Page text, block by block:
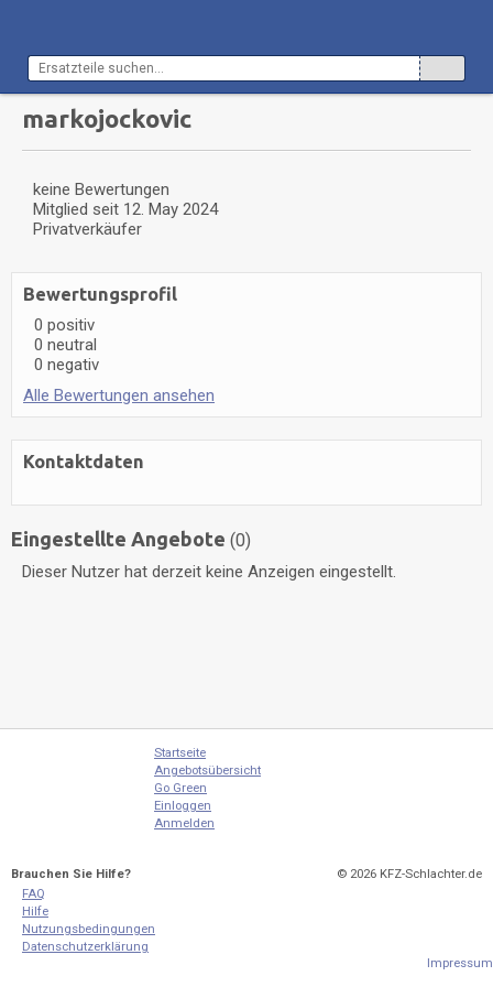
markojockovic
keine Bewertungen
Mitglied seit 12. May 2024
Privatverkäufer
Bewertungsprofil
0 positiv
0 neutral
0 negativ
Alle Bewertungen ansehen
Kontaktdaten
Eingestellte Angebote (0)
Dieser Nutzer hat derzeit keine Anzeigen eingestellt.
Startseite
Angebotsübersicht
Go Green
Einloggen
Anmelden
Brauchen Sie Hilfe?
FAQ
Hilfe
Nutzungsbedingungen
Datenschutzerklärung
© 2026 KFZ-Schlachter.de
Impressum